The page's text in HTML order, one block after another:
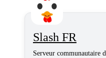
Slash FR
Serveur communautaire